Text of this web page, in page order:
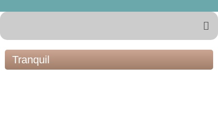
Tranquil